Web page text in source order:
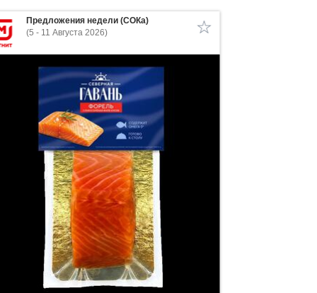
Предложения недели (СОКа)
(5 - 11 Августа 2026)